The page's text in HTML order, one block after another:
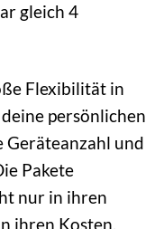
gleich 4
Flexibilität in
persönlichen
Geräteanzahl und
Pakete
nur in ihren
ihren Kosten.